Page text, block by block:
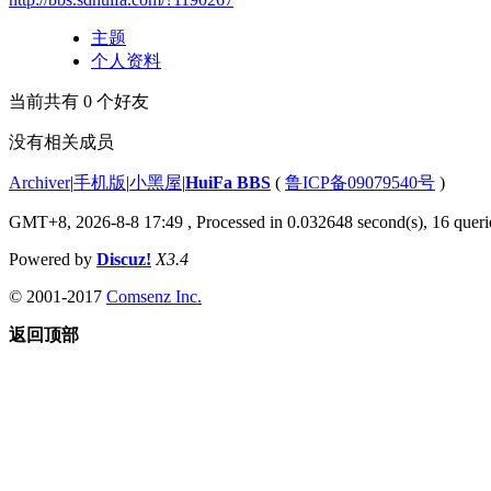
主题
个人资料
当前共有 0 个好友
没有相关成员
Archiver|手机版|小黑屋|HuiFa BBS ( 鲁ICP备09079540号 )
GMT+8, 2026-8-8 17:49 , Processed in 0.032648 second(s), 16
Powered by Discuz! X3.4
© 2001-2017 Comsenz Inc.
返回顶部